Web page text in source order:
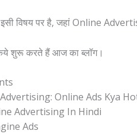
इसी विषय पर है, जहां Online
शुरू करते हैं आज का ब्लॉग।
Online Ads Kya
Advertising In Hindi
Ads